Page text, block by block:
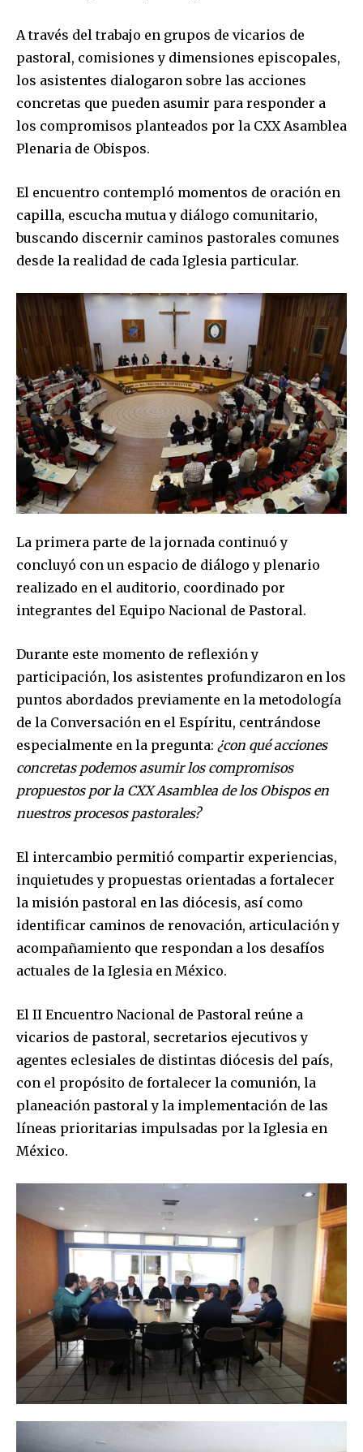
A través del trabajo en grupos de vicarios de
pastoral, comisiones y dimensiones episcopales,
los asistentes dialogaron sobre las acciones
concretas que pueden asumir para responder a
los compromisos planteados por la CXX Asamblea
Plenaria de Obispos.
El encuentro contempló momentos de oración en
capilla, escucha mutua y diálogo comunitario,
buscando discernir caminos pastorales comunes
desde la realidad de cada Iglesia particular.
La primera parte de la jornada continuó y
concluyó con un espacio de diálogo y plenario
realizado en el auditorio, coordinado por
integrantes del Equipo Nacional de Pastoral.
Durante este momento de reflexión y
participación, los asistentes profundizaron en los
puntos abordados previamente en la metodología
de la Conversación en el Espíritu, centrándose
especialmente en la pregunta: ¿con qué acciones
concretas podemos asumir los compromisos
propuestos por la CXX Asamblea de los Obispos en
nuestros procesos pastorales?
El intercambio permitió compartir experiencias,
inquietudes y propuestas orientadas a fortalecer
la misión pastoral en las diócesis, así como
identificar caminos de renovación, articulación y
acompañamiento que respondan a los desafíos
actuales de la Iglesia en México.
El II Encuentro Nacional de Pastoral reúne a
vicarios de pastoral, secretarios ejecutivos y
agentes eclesiales de distintas diócesis del país,
con el propósito de fortalecer la comunión, la
planeación pastoral y la implementación de las
líneas prioritarias impulsadas por la Iglesia en
México.